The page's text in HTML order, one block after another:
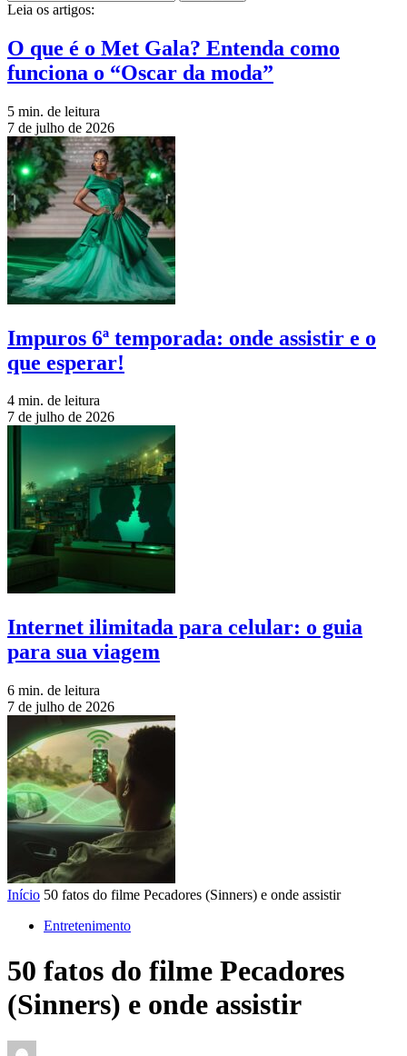
Leia os artigos:
O que é o Met Gala? Entenda como
funciona o “Oscar da moda”
5 min. de leitura
7 de julho de 2026
Impuros 6ª temporada: onde assistir e o
que esperar!
4 min. de leitura
7 de julho de 2026
Internet ilimitada para celular: o guia
para sua viagem
6 min. de leitura
7 de julho de 2026
Início 50 fatos do filme Pecadores (Sinners) e onde assistir
Entretenimento
50 fatos do filme Pecadores
(Sinners) e onde assistir